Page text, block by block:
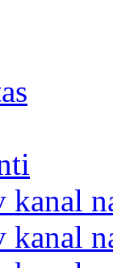
kanal
kanal